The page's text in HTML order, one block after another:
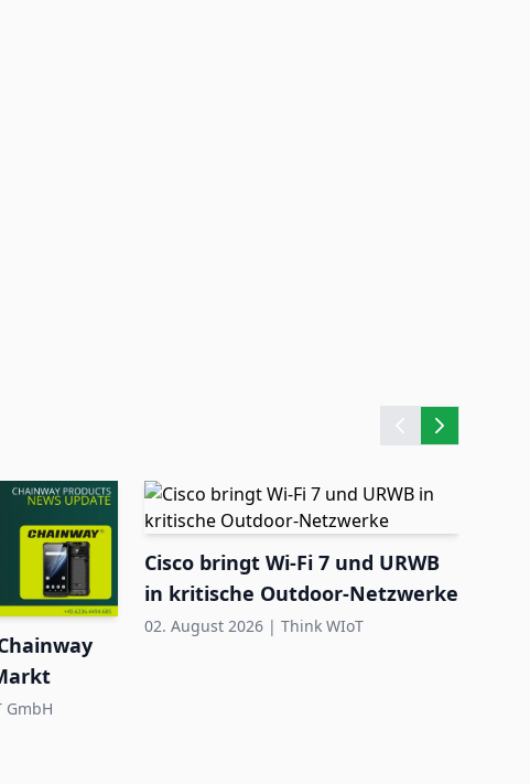
GmbH
Cisco bringt Wi-Fi 7 und URWB
in kritische Outdoor-Netzwerke
02. August 2026 | Think WIoT